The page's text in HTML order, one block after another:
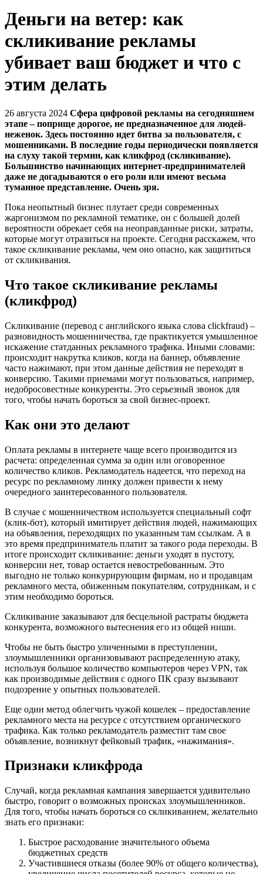
Деньги на ветер: как
скликивание рекламы
убивает ваш бюджет и что с
этим делать
26 августа 2024 Сфера цифровой рекламы на сегодняшнем
этапе – поприще дорогое, не предназначенное для людей-
неженок. Здесь постоянно идет битва за пользователя, с
мошенниками. В последние годы периодически появляется
на слуху такой термин, как кликфрод (скликивание).
Большинство начинающих интернет-предпринимателей
даже не догадываются о его роли или имеют весьма
туманное представление. Очень зря.
Пока неопытный бизнес плутает среди современных
жаргонизмом по рекламной тематике, он с большей долей
вероятности обрекает себя на неоправданные риски, затраты,
которые могут отразиться на проекте. Сегодня расскажем, что
такое скликивание рекламы, чем оно опасно, как защититься
от скликивания.
Что такое скликивание рекламы
(кликфрод)
Скликивание (перевод с английского языка слова clickfraud) –
разновидность мошенничества, где практикуется умышленное
искажение статданных рекламного трафика. Иными словами:
происходит накрутка кликов, когда на баннер, объявление
часто нажимают, при этом данные действия не переходят в
конверсию. Такими приемами могут пользоваться, например,
недобросовестные конкуренты. Это серьезный звонок для
того, чтобы начать бороться за свой бизнес-проект.
Как они это делают
Оплата рекламы в интернете чаще всего производится из
расчета: определенная сумма за один или оговоренное
количество кликов. Рекламодатель надеется, что переход на
ресурс по рекламному линку должен привести к нему
очередного заинтересованного пользователя.
В случае с мошенничеством используется специальный софт
(клик-бот), который имитирует действия людей, нажимающих
на объявления, переходящих по указанным там ссылкам. А в
это время предприниматель платит за такого рода переходы. В
итоге происходит скликивание: деньги уходят в пустоту,
конверсии нет, товар остается невостребованным. Это
выгодно не только конкурирующим фирмам, но и продавцам
рекламного места, обиженным покупателям, сотрудникам, и с
этим необходимо бороться.
Скликивание заказывают для бесцельной растраты бюджета
конкурента, возможного вытеснения его из общей ниши.
Чтобы не быть быстро уличенными в преступлении,
злоумышленники организовывают распределенную атаку,
используя большое количество компьютеров через VPN, так
как производимые действия с одного ПК сразу вызывают
подозрение у опытных пользователей.
Еще один метод облегчить чужой кошелек – предоставление
рекламного места на ресурсе с отсутствием органического
трафика. Как только рекламодатель разместит там свое
объявление, возникнут фейковый трафик, «нажимания».
Признаки кликфрода
Случай, когда рекламная кампания завершается удивительно
быстро, говорит о возможных происках злоумышленников.
Для того, чтобы начать бороться со скликиванием, желательно
знать его признаки:
Быстрое расходование значительного объема
бюджетных средств
Участившиеся отказы (более 90% от общего количества),